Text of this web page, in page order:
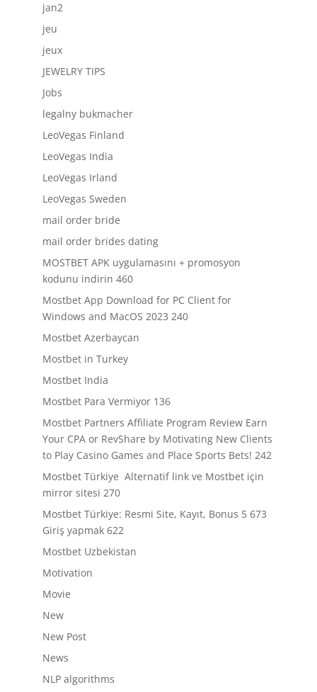
jan2
jeu
jeux
JEWELRY TIPS
Jobs
legalny bukmacher
LeoVegas Finland
LeoVegas India
LeoVegas Irland
LeoVegas Sweden
mail order bride
mail order brides dating
MOSTBET APK uygulamasını + promosyon
kodunu indirin 460
Mostbet App Download for PC Client for
Windows and MacOS 2023 240
Mostbet Azerbaycan
Mostbet in Turkey
Mostbet India
Mostbet Para Vermiyor 136
Mostbet Partners Affiliate Program Review Earn
Your CPA or RevShare by Motivating New Clients
to Play Casino Games and Place Sports Bets! 242
Mostbet Türkiye ️ Alternatif link ve Mostbet için
mirror sitesi 270
Mostbet Türkiye: Resmi Site, Kayıt, Bonus 5 673
Giriş yapmak 622
Mostbet Uzbekistan
Motivation
Movie
New
New Post
News
NLP algorithms